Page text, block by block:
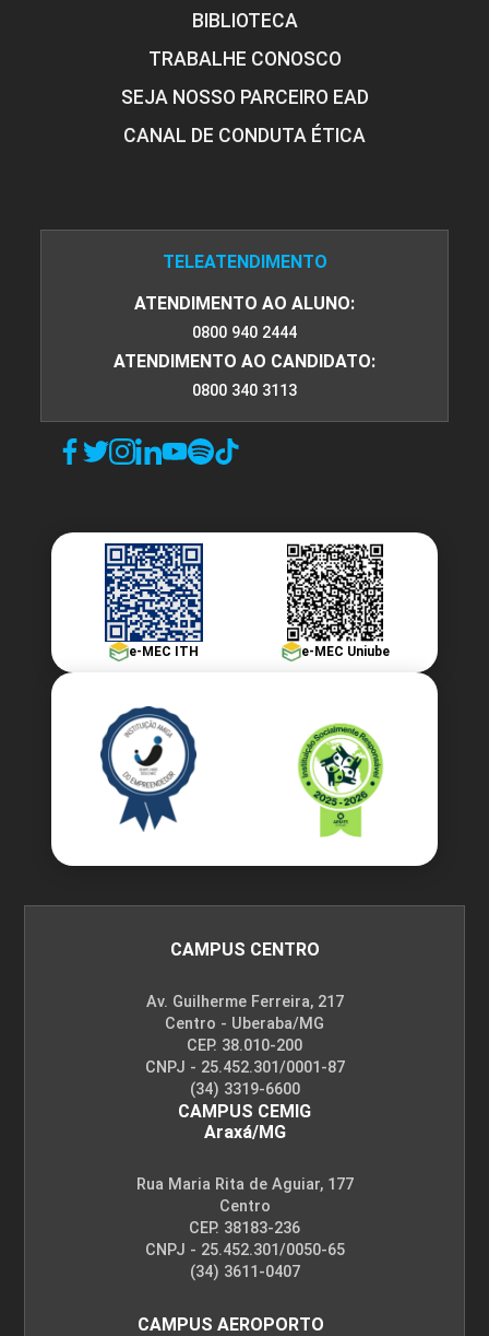
BIBLIOTECA
TRABALHE CONOSCO
SEJA NOSSO PARCEIRO EAD
CANAL DE CONDUTA ÉTICA
TELEATENDIMENTO
ATENDIMENTO AO ALUNO:
0800 940 2444
ATENDIMENTO AO CANDIDATO:
0800 340 3113
e-MEC ITH e-MEC Uniube
CAMPUS CENTRO
Av. Guilherme Ferreira, 217
Centro - Uberaba/MG
CEP. 38.010-200
CNPJ - 25.452.301/0001-87
(34) 3319-6600
CAMPUS CEMIG
Araxá/MG
Rua Maria Rita de Aguiar, 177
Centro
CEP. 38183-236
CNPJ - 25.452.301/0050-65
(34) 3611-0407
CAMPUS AEROPORTO